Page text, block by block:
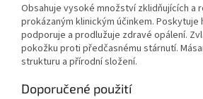
Obsahuje vysoké množství zklidňujících a
prokázaným klinickým účinkem. Poskytuje
podporuje a prodlužuje zdravé opálení.
pokožku proti předčasnému stárnutí.
strukturu a přírodní složení.
Doporučené použití